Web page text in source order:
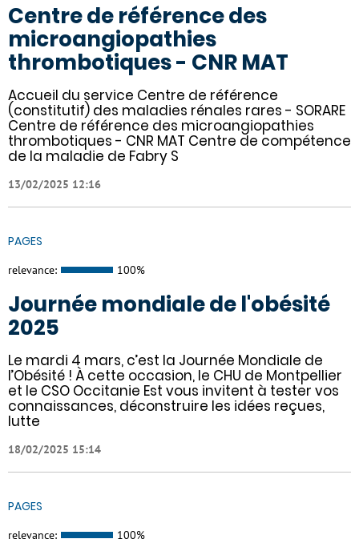
Centre de référence des
microangiopathies
thrombotiques - CNR MAT
Accueil du service Centre de référence
(constitutif) des maladies rénales rares - SORARE
Centre de référence des microangiopathies
thrombotiques - CNR MAT Centre de compétence
de la maladie de Fabry S
13/02/2025 12:16
PAGES
relevance: 100%
Journée mondiale de l'obésité
2025
Le mardi 4 mars, c’est la Journée Mondiale de
l’Obésité ! À cette occasion, le CHU de Montpellier
et le CSO Occitanie Est vous invitent à tester vos
connaissances, déconstruire les idées reçues,
lutte
18/02/2025 15:14
PAGES
relevance: 100%